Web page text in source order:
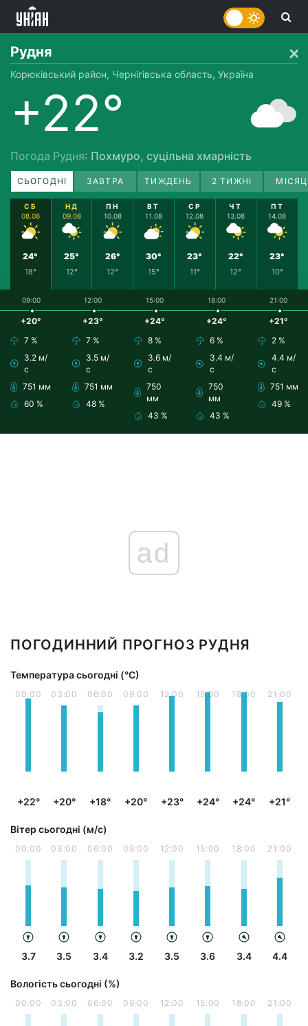
Рудня
Корюківський район, Чернігівська область, Україна
+22°
Погода Рудня: Похмуро, суцільна хмарність
СЬОГОДНІ ЗАВТРА ТИЖДЕНЬ 2 ТИЖНІ
СБ
08.08
24°
18°
НД
09.08
25°
12°
ПН
10.08
26°
12°
ВТ
11.08
30°
15°
СР
12.08
23°
11°
ЧТ
13.08
22°
12°
ПТ
14.08
23°
10°
09:00
+20°
7 %
3.2 м/
с
751 мм
60 %
12:00
+23°
7 %
3.5 м/
с
751 мм
48 %
15:00
+24°
8 %
3.6 м/
с
750
мм
43 %
18:00
+24°
6 %
3.4 м/
с
750
мм
43 %
21:00
+21°
2 %
4.4 м/
с
751 мм
49 %
ad
ПОГОДИННИЙ ПРОГНОЗ РУДНЯ
Температура сьогодні (°С)
00:00
+22°
03:00
+20°
06:00
+18°
09:00
+20°
12:00
+23°
15:00
+24°
18:00
+24°
21:00
+21°
Вітер сьогодні (м/с)
00:00
3.7
03:00
3.5
06:00
3.4
09:00
3.2
12:00
3.5
15:00
3.6
18:00
3.4
21:00
4.4
Вологість сьогодні (%)
00:00 03:00 06:00 09:00 12:00 15:00 18:00 21:00